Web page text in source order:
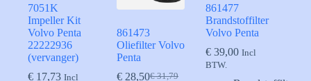
7051K
Impeller Kit
Volvo Penta
22222936
(vervanger)
€ 17,73 Incl
861473
Oliefilter Volvo
Penta
€31,79
€ 28,50
861477
Brandstoffilter
Volvo Penta
€ 39,00 Incl
BTW.